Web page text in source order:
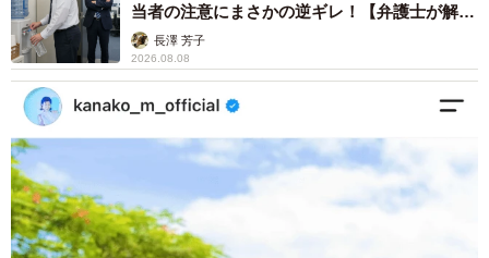
国宝級のかわいさ 写真提供：日本モンキーセンター
当者の注意にまさかの逆ギレ！【弁護士が解
説】長澤 芳子
2026.08.08